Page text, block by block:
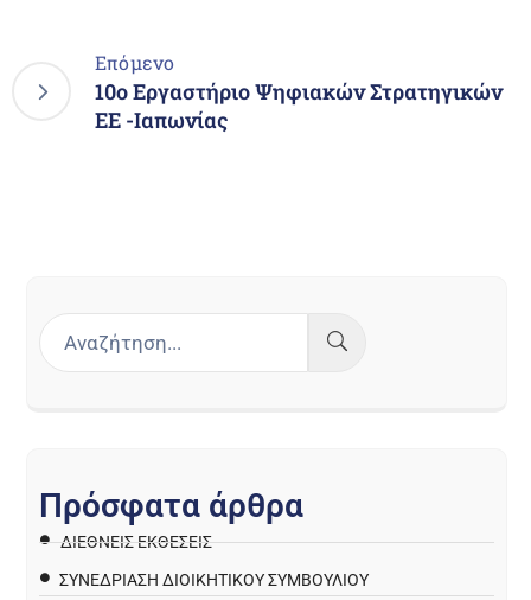
Επόμενο
10o Εργαστήριο Ψηφιακών Στρατηγικών
ΕΕ -Ιαπωνίας
Πρόσφατα άρθρα
ΔΙΕΘΝΕΙΣ ΕΚΘΕΣΕΙΣ
ΣΥΝΕΔΡΙΑΣΗ ΔΙΟΙΚΗΤΙΚΟΥ ΣΥΜΒΟΥΛΙΟΥ